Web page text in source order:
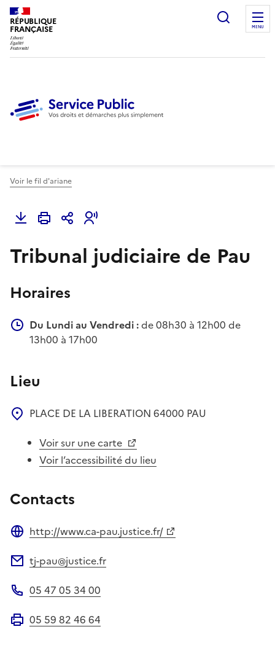
RÉPUBLIQUE
FRANÇAISE
Ouvrir
MENU
Voir le fil d'ariane
Tribunal judiciaire de Pau
Horaires
Du Lundi au Vendredi :de 08h30 à 12h00 de
13h00 à 17h00
Lieu
PLACE DE LA LIBERATION 64000 PAU
Voir sur une carte
Voir l’accessibilité du lieu
Contacts
http://www.ca-pau.justice.fr/
tj-pau@justice.fr
05 47 05 34 00
05 59 82 46 64